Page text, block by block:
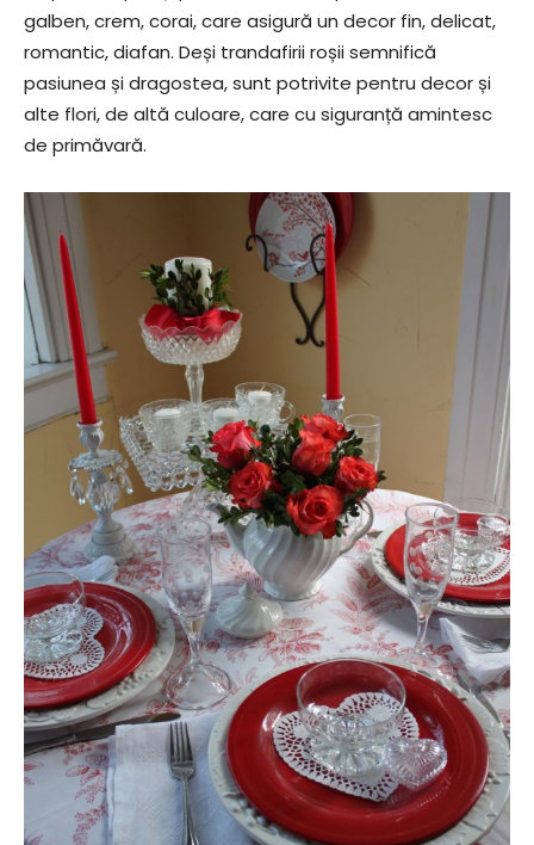
galben, crem, corai, care asigură un decor fin, delicat,
romantic, diafan. Deși trandafirii roșii semnifică
pasiunea și dragostea, sunt potrivite pentru decor și
alte flori, de altă culoare, care cu siguranță amintesc
de primăvară.